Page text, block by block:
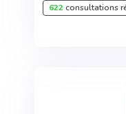
622consultations